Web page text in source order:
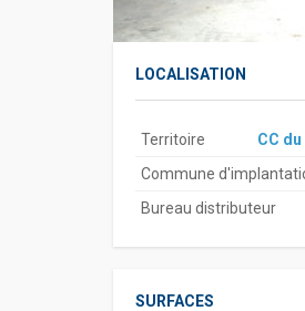
LOCALISATION
Territoire
CC
Commune
Bureau distributeur
SURFACES